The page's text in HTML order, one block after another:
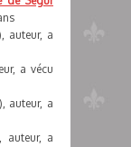
auteur, a
a vécu
auteur, a
auteur, a